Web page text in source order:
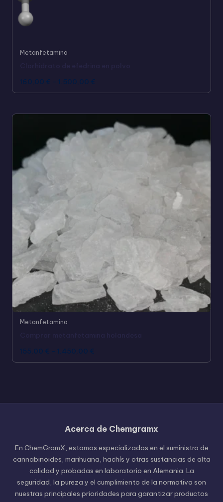
Metanfetamina
160,00 € - 1.500,00 €
Metanfetamina
155,00 € - 1.450,00 €
Acerca de Chemgramx
En ChemGramX, estamos especializados en el suministro de
cannabinoides, marihuana, hachís y otras sustancias de alta
calidad y probadas en laboratorio en Alemania. La
seguridad, la pureza y el cumplimiento de la normativa son
nuestras principales prioridades para garantizar productos
Czech
Polish
Hungarian